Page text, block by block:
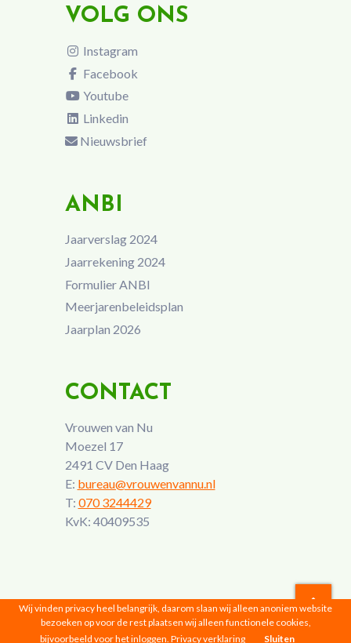
VOLG ONS
Instagram
Facebook
Youtube
Linkedin
Nieuwsbrief
ANBI
Jaarverslag 2024
Jaarrekening 2024
Formulier ANBI
Meerjarenbeleidsplan
Jaarplan 2026
CONTACT
Vrouwen van Nu
Moezel 17
2491 CV Den Haag
E: bureau@vrouwenvannu.nl
T: 070 3244429
KvK: 40409535
Vrouwen van Nu © 2026 |Privacyverklaring
Wij vinden privacy heel belangrijk, daarom slaan wij alleen anoniem website
bezoeken op voor de rest plaatsen wij alleen functionele cookies,
bijvoorbeeld voor het inloggen. Privacy verklaring Sluiten